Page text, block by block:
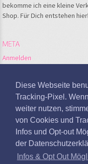
Diese Webseite
Tracking-Pixel.
weiter nutzen,
von Cookies und
Infos und Opt-out
der
Infos & Opt Out
bekomme ich eine kleine
Shop. Für Dich entstehen
META
Anmelden
Kommentare-Feed
Google Analytics